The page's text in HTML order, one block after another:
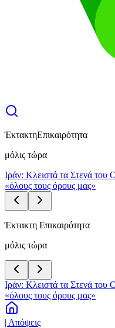
ΈκτακτηΕπικαιρότητα
μόλις τώρα
Ιράν: Κλειστά τα Στενά
«όλους τους όρους μας»
Έκτακτη Επικαιρότητα
μόλις τώρα
Ιράν: Κλειστά τα Στενά
«όλους τους όρους μας»
| Απόψεις